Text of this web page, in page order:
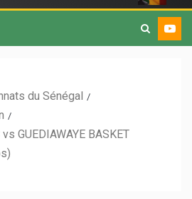
du Sénégal
GUEDIAWAYE BASKET